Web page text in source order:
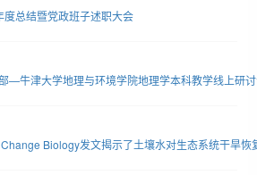
总结暨党政班子述职大会
—牛津大学地理与环境学院地理学本科教学线上研
Biology发文揭示了土壤水对生态系统干旱恢